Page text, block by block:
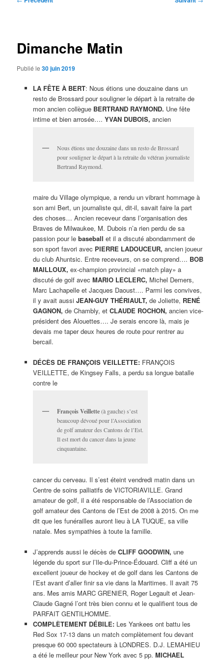
Dimanche Matin
Publié le30 juin 2019
LA FÊTE À BERT: Nous étions une douzaine dans un
resto de Brossard pour souligner le départ à la retraite de
mon ancien collègue BERTRAND RAYMOND. Une fête
intime et bien arrosée…. YVAN DUBOIS, ancien
Nous étions une douzaine dans un resto de Brossard
pour souligner le départ à la retraite du vétéran journaliste
Bertrand Raymond.
maire du Village olympique, a rendu un vibrant hommage à
son ami Bert, un journaliste qui, dit-il, savait faire la part
des choses… Ancien receveur dans l’organisation des
Braves de Milwaukee, M. Dubois n’a rien perdu de sa
passion pour le baseball et il a discuté abondamment de
son sport favori avec PIERRE LADOUCEUR, ancien joueur
du club Ahuntsic. Entre receveurs, on se comprend…. BOB
MAILLOUX, ex-champion provincial «match play» a
discuté de golf avec MARIO LECLERC, Michel Demers,
Marc Lachapelle et Jacques Daoust…. Parmi les convives,
il y avait aussi JEAN-GUY THÉRIAULT, de Joliette, RENÉ
GAGNON, de Chambly, et CLAUDE ROCHON, ancien vice-
président des Alouettes…. Je serais encore là, mais je
devais me taper deux heures de route pour rentrer au
bercail.
DÉCÈS DE FRANÇOIS VEILLETTE: FRANÇOIS
VEILLETTE, de Kingsey Falls, a perdu sa longue batalle
contre le
François Veillette(à gauche) s’est
beaucoup dévoué pour l’Association
de golf amateur des Cantons de l’Est.
Il est mort du cancer dans la jeune
cinquantaine.
cancer du cerveau. Il s’est éteint vendredi matin dans un
Centre de soins palliatifs de VICTORIAVILLE. Grand
amateur de golf, il a été responsable de l’Association de
golf amateur des Cantons de l’Est de 2008 à 2015. On me
dit que les funérailles auront lieu à LA TUQUE, sa ville
natale. Mes sympathies à toute la famille.
J’apprends aussi le décès de CLIFF GOODWIN, une
légende du sport sur l’Ile-du-Prince-Édouard. Cliff a été un
excellent joueur de hockey et de golf dans les Cantons de
l’Est avant d’aller finir sa vie dans la Maritimes. Il avait 75
ans. Mes amis MARC GRENIER, Roger Legault et Jean-
Claude Gagné l’ont très bien connu et le qualifient tous de
PARFAIT GENTILHOMME.
COMPLÈTEMENT DÉBILE: Les Yankees ont battu les
Red Sox 17-13 dans un match complètement fou devant
presque 60 000 spectateurs à LONDRES. D.J. LEMAHIEU
a été le meilleur pour New York avec 5 pp. MICHAEL